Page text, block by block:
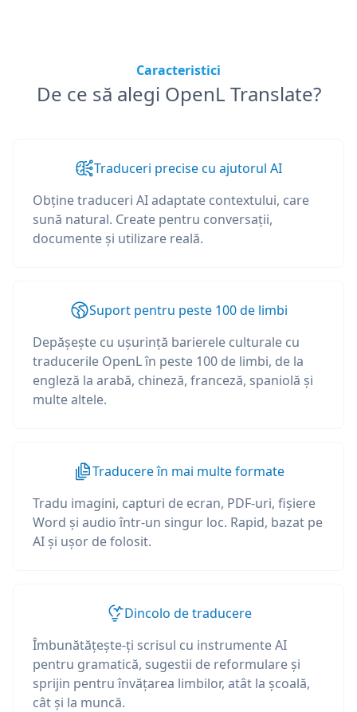
Caracteristici
De ce să alegi OpenL Translate?
Traduceri precise cu ajutorul AI
Obține traduceri AI adaptate contextului, care
sună natural. Create pentru conversații,
documente și utilizare reală.
Suport pentru peste 100 de limbi
Depășește cu ușurință barierele culturale cu
traducerile OpenL în peste 100 de limbi, de la
engleză la arabă, chineză, franceză, spaniolă și
multe altele.
Traducere în mai multe formate
Tradu imagini, capturi de ecran, PDF-uri, fișiere
Word și audio într-un singur loc. Rapid, bazat pe
AI și ușor de folosit.
Dincolo de traducere
Îmbunătățește-ți scrisul cu instrumente AI
pentru gramatică, sugestii de reformulare și
sprijin pentru învățarea limbilor, atât la școală,
cât și la muncă.